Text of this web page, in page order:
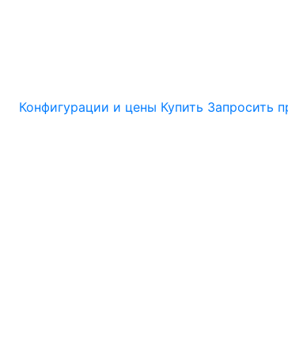
Конфигурации и цены Купить Запросить